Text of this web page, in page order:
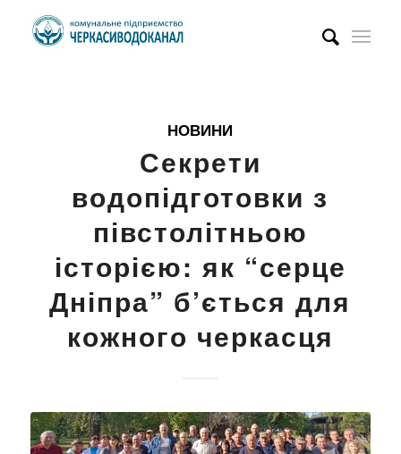
НОВИНИ
Секрети
водопідготовки з
півстолітньою
історією: як “серце
Дніпра” б’ється для
кожного черкасця